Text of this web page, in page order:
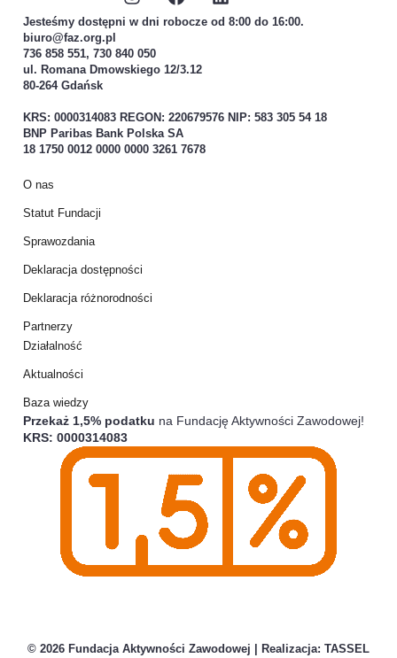
Jesteśmy dostępni w dni robocze od 8:00 do 16:00.
biuro@faz.org.pl
736 858 551, 730 840 050
ul. Romana Dmowskiego 12/3.12
80-264 Gdańsk
KRS: 0000314083 REGON: 220679576 NIP: 583 305 54 18
BNP Paribas Bank Polska SA
18 1750 0012 0000 0000 3261 7678
O nas
Statut Fundacji
Sprawozdania
Deklaracja dostępności
Deklaracja różnorodności
Partnerzy
Działalność
Aktualności
Baza wiedzy
Przekaż 1,5% podatku na Fundację Aktywności Zawodowej!
KRS: 0000314083
© 2026 Fundacja Aktywności Zawodowej | Realizacja: TASSEL